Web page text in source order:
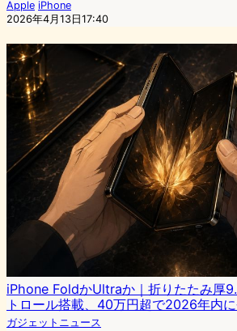
Apple iPhone
2026年4月13日17:40
iPhone FoldかUltraか｜折りたたみ厚
トロール搭載、40万円超で2026年内
ガジェットニュース